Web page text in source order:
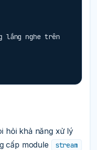
hỏi khả năng xử lý
cấp module
stream